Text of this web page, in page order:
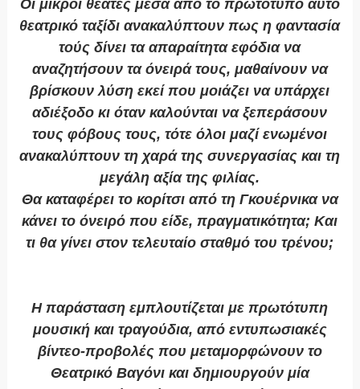
Οι μικροί θεατές μέσα από το πρωτότυπο αυτό
θεατρικό ταξίδι ανακαλύπτουν πως η φαντασία
τούς δίνει τα απαραίτητα εφόδια να
αναζητήσουν τα όνειρά τους, μαθαίνουν να
βρίσκουν λύση εκεί που μοιάζει να υπάρχει
αδιέξοδο κι όταν καλούνται να ξεπεράσουν
τους φόβους τους, τότε όλοι μαζί ενωμένοι
ανακαλύπτουν τη χαρά της συνεργασίας και τη
μεγάλη αξία της φιλίας.
Θα καταφέρει το κορίτσι από τη Γκουέρνικα να
κάνει το όνειρό που είδε, πραγματικότητα; Και
τι θα γίνει στον τελευταίο σταθμό του τρένου;
Η παράσταση εμπλουτίζεται με πρωτότυπη
μουσική και τραγούδια, από εντυπωσιακές
βίντεο-προβολές που μεταμορφώνουν το
Θεατρικό Βαγόνι και δημιουργούν μία